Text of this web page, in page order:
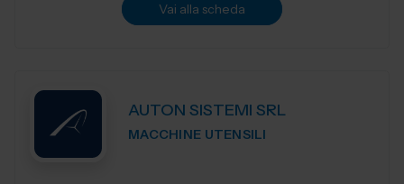
Vai alla scheda
AUTON SISTEMI SRL
MACCHINE UTENSILI